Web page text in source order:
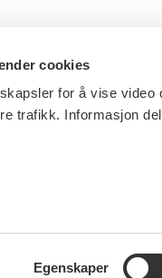
cookies
for å vise video
trafikk. Informasjon
Egenskaper